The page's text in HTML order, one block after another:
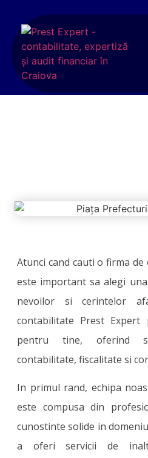
Atunci cand cauti o firma
este important sa alegi
nevoilor si cerintelor
contabilitate Prest
pentru tine, oferind
contabilitate, fiscalitate si
In primul rand, echipa
este compusa din
cunostinte solide in
a oferi servicii de